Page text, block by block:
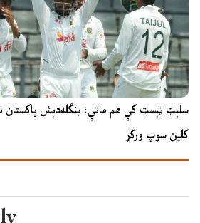
سلېټ ټېسټ کې هم ماتې؛ بنګله‌دېش پاکستان
کلین سوپ ورکړ